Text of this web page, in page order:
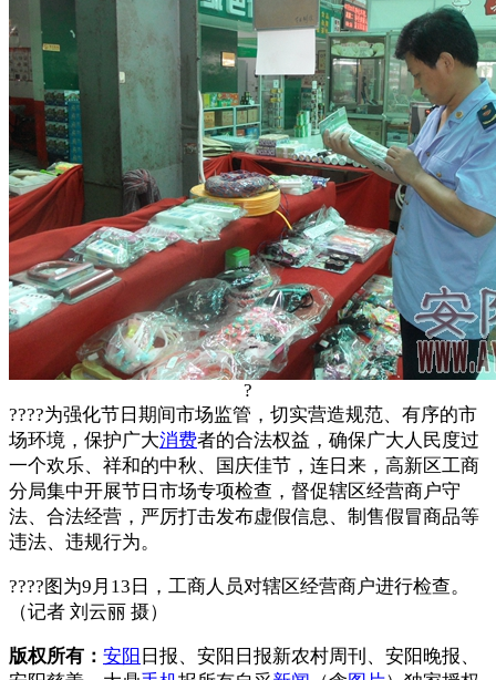
?
????为强化节日期间市场监管，切实营造规范、有序的市
场环境，保护广大消费者的合法权益，确保广大人民度过
一个欢乐、祥和的中秋、国庆佳节，连日来，高新区工商
分局集中开展节日市场专项检查，督促辖区经营商户守
法、合法经营，严厉打击发布虚假信息、制售假冒商品等
违法、违规行为。
????图为9月13日，工商人员对辖区经营商户进行检查。
（记者 刘云丽 摄）
版权所有： 安阳 日报、安阳日报新农村周刊、安阳晚报、